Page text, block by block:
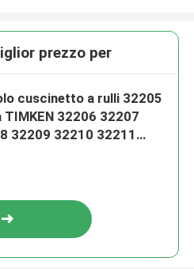
prezzo per
cuscinetto a rulli 32205
TIMKEN 32206 32207
32209 32210 32211